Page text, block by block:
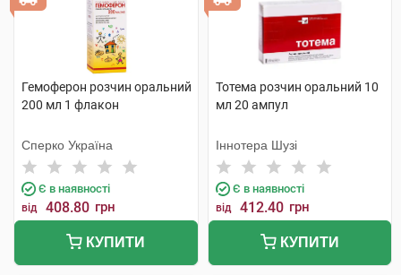
Гемоферон розчин оральний
200 мл 1 флакон
Сперко Україна
Є в наявності
від 408.80 грн
КУПИТИ
Тотема розчин оральний 10
мл 20 ампул
Іннотера Шузі
Є в наявності
від 412.40 грн
КУПИТИ